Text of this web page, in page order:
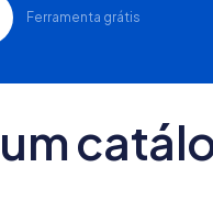
Ferramenta grátis